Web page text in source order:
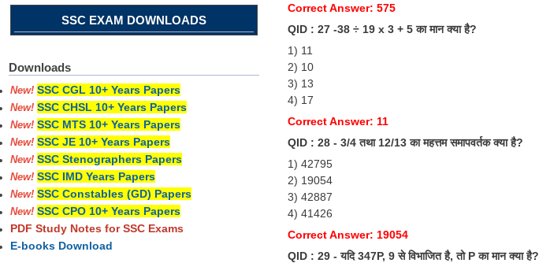
Correct Answer: 575
QID : 27 -38 ÷ 19 x 3 + 5 का मान क्या है?
1) 11
2) 10
3) 13
4) 17
Correct Answer: 11
QID : 28 - 3/4 तथा 12/13 का महत्तम समापवर्तक क्या है?
1) 42795
2) 19054
3) 42887
4) 41426
Correct Answer: 19054
QID : 29 - यदि 347P, 9 से विभाजित है, तो P का मान क्या है?
SSC EXAM DOWNLOADS
Downloads
New! SSC CGL 10+ Years Papers
New! SSC CHSL 10+ Years Papers
New! SSC MTS 10+ Years Papers
New! SSC JE 10+ Years Papers
New! SSC Stenographers Papers
New! SSC IMD Years Papers
New! SSC Constables (GD) Papers
New! SSC CPO 10+ Years Papers
PDF Study Notes for SSC Exams
E-books Download